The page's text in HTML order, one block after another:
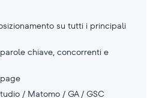
su tutti i principali
chiave, concorrenti e
/ Matomo / GA / GSC